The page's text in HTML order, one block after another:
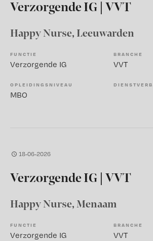
Verzorgende IG | VVT
Happy Nurse, Leeuwarden
FUNCTIE
Verzorgende IG
BRANCHE
VVT
OPLEIDINGSNIVEAU
MBO
18-06-2026
Verzorgende IG | VVT
Happy Nurse, Menaam
FUNCTIE
Verzorgende IG
BRANCHE
VVT